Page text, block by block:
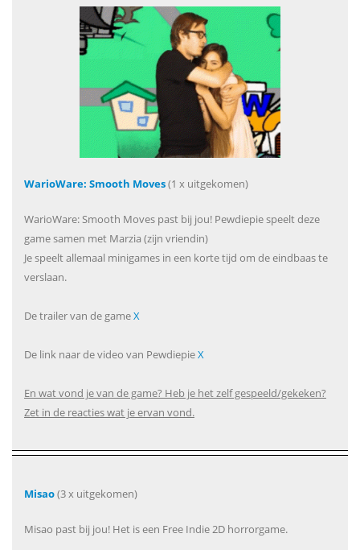
WarioWare: Smooth Moves(1 x uitgekomen)
WarioWare: Smooth Moves past bij jou! Pewdiepie speelt deze
game samen met Marzia (zijn vriendin)
Je speelt allemaal minigames in een korte tijd om de eindbaas te
verslaan.
De trailer van de gameX
De link naar de video van PewdiepieX
En wat vond je van de game? Heb je het zelf gespeeld/gekeken?
Zet in de reacties wat je ervan vond.
Misao(3 x uitgekomen)
Misao past bij jou! Het is een Free Indie 2D horrorgame.